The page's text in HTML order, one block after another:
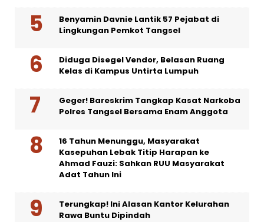
Benyamin Davnie Lantik 57 Pejabat di
Lingkungan Pemkot Tangsel
Diduga Disegel Vendor, Belasan Ruang
Kelas di Kampus Untirta Lumpuh
Geger! Bareskrim Tangkap Kasat Narkoba
Polres Tangsel Bersama Enam Anggota
16 Tahun Menunggu, Masyarakat
Kasepuhan Lebak Titip Harapan ke
Ahmad Fauzi: Sahkan RUU Masyarakat
Adat Tahun Ini
Terungkap! Ini Alasan Kantor Kelurahan
Rawa Buntu Dipindah